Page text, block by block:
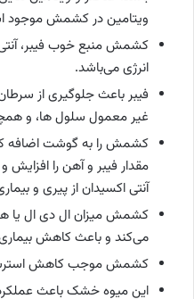
ویتامین در کشمش موجود
کشمش منبع خوب فیبر،
انرژی می‌باشد.
فیبر باعث جلوگیری از
غیر معمول سلول ها، و
کشمش را به گوشت اضافه
مقدار فیبر و آهن را
آنتی اکسیدان از پیری و
کشمش میزان ال دی ال یا
می‌کند و باعث کاهش
کشمش موجب کاهش
این میوه خشک باعث